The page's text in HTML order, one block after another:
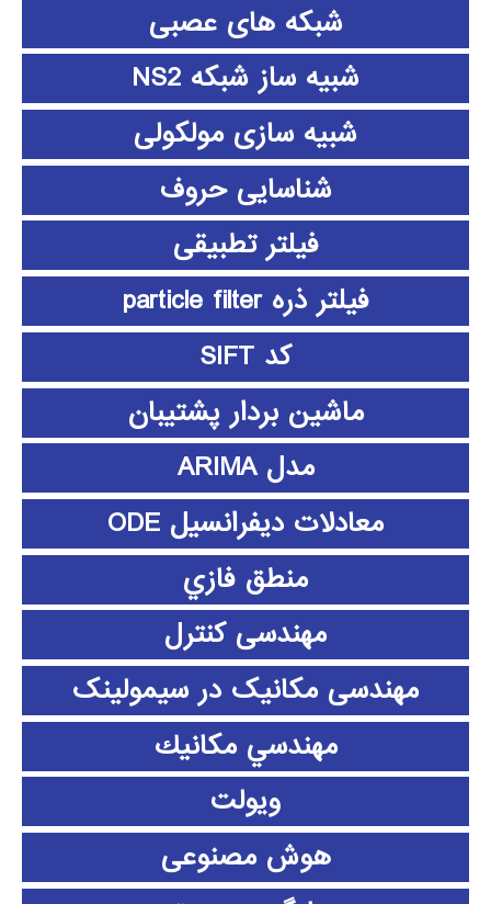
شبکه های عصبی
شبیه ساز شبکه NS2
شبیه سازی مولکولی
شناسایی حروف
فیلتر تطبیقی
فیلتر ذره particle filter
کد SIFT
ماشین بردار پشتیبان
مدل ARIMA
معادلات دیفرانسیل ODE
منطق فازي
مهندسی کنترل
مهندسی مکانیک در سیمولینک
مهندسي مكانيك
ویولت
هوش مصنوعی